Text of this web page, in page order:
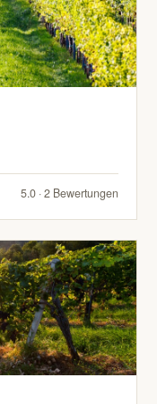
5.0 · 2 Bewertungen